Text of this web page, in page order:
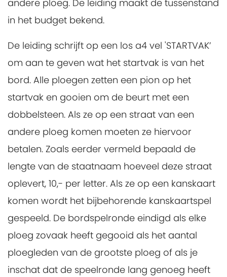
andere ploeg. De leiding maakt de tussenstand
in het budget bekend.
De leiding schrijft op een los a4 vel 'STARTVAK’
om aan te geven wat het startvak is van het
bord. Alle ploegen zetten een pion op het
startvak en gooien om de beurt met een
dobbelsteen. Als ze op een straat van een
andere ploeg komen moeten ze hiervoor
betalen. Zoals eerder vermeld bepaald de
lengte van de staatnaam hoeveel deze straat
oplevert, 10,- per letter. Als ze op een kanskaart
komen wordt het bijbehorende kanskaartspel
gespeeld. De bordspelronde eindigd als elke
ploeg zovaak heeft gegooid als het aantal
ploegleden van de grootste ploeg of als je
inschat dat de speelronde lang genoeg heeft